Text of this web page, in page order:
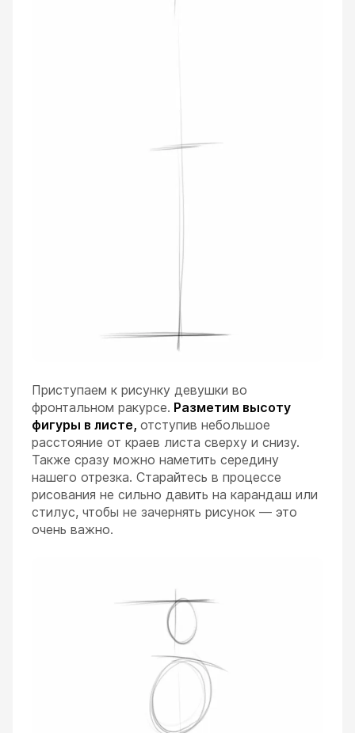
Приступаем к рисунку девушки во
фронтальном ракурсе. Разметим высоту
фигуры в листе, отступив небольшое
расстояние от краев листа сверху и снизу.
Также сразу можно наметить середину
нашего отрезка. Старайтесь в процессе
рисования не сильно давить на карандаш или
стилус, чтобы не зачернять рисунок — это
очень важно.